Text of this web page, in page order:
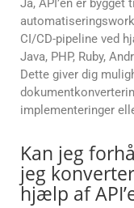
Ja, API’en er
CI/CD-pipeline ved
Java, PHP, Ruby,
Dette giver dig
implementeringer
Kan jeg
jeg
hjælp af